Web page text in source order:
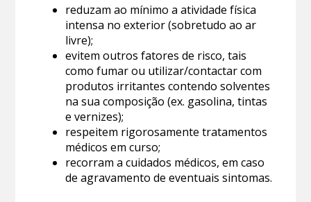
reduzam ao mínimo a atividade física
intensa no exterior (sobretudo ao ar
livre);
evitem outros fatores de risco, tais
como fumar ou utilizar/contactar com
produtos irritantes contendo solventes
na sua composição (ex. gasolina, tintas
e vernizes);
respeitem rigorosamente tratamentos
médicos em curso;
recorram a cuidados médicos, em caso
de agravamento de eventuais sintomas.